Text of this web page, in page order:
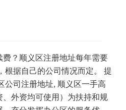
？顺义区注册地址每年需要
根据自己的公司情况而定。 提
公司注册地址, 顺义区一手高
外资均可使用）为扶持和规